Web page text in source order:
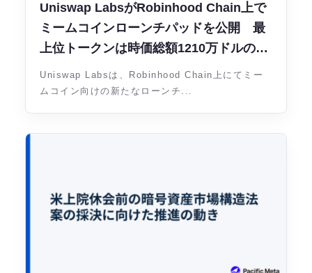
Uniswap LabsがRobinhood Chain上で
ミームコインローンチパッドを公開 最
上位トークンは時価総額1210万ドルの
FRONG
Uniswap Labsは、Robinhood Chain上にてミー
ムコイン向けの新たなローンチ...